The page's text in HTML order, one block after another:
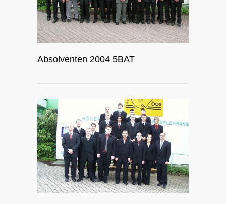
Absolventen 2004 5BAT